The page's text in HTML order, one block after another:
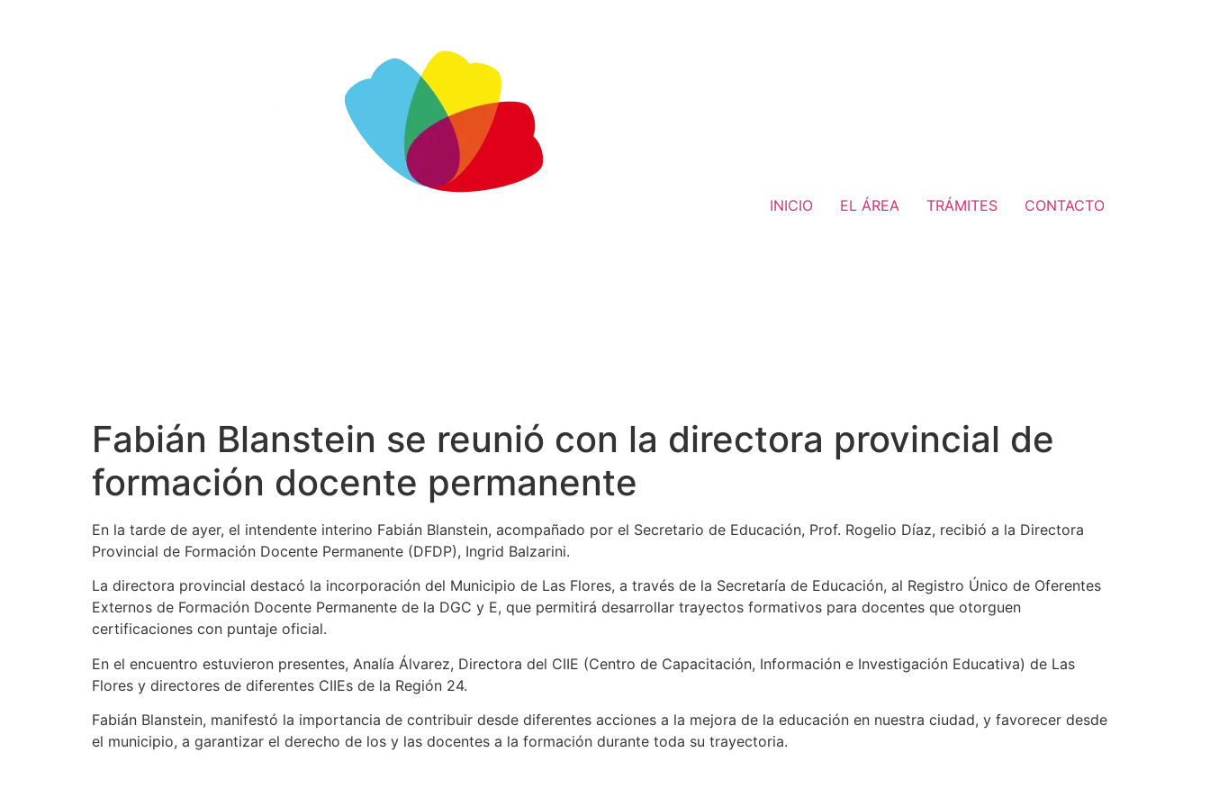
INICIO EL ÁREA TRÁMITES CONTACTO
Fabián Blanstein se reunió con la directora provincial de
formación docente permanente
En la tarde de ayer, el intendente interino Fabián Blanstein, acompañado por el Secretario de Educación, Prof. Rogelio Díaz, recibió a la Directora
Provincial de Formación Docente Permanente (DFDP), Ingrid Balzarini.
La directora provincial destacó la incorporación del Municipio de Las Flores, a través de la Secretaría de Educación, al Registro Único de Oferentes
Externos de Formación Docente Permanente de la DGC y E, que permitirá desarrollar trayectos formativos para docentes que otorguen
certificaciones con puntaje oficial.
En el encuentro estuvieron presentes, Analía Álvarez, Directora del CIIE (Centro de Capacitación, Información e Investigación Educativa) de Las
Flores y directores de diferentes CIIEs de la Región 24.
Fabián Blanstein, manifestó la importancia de contribuir desde diferentes acciones a la mejora de la educación en nuestra ciudad, y favorecer desde
el municipio, a garantizar el derecho de los y las docentes a la formación durante toda su trayectoria.